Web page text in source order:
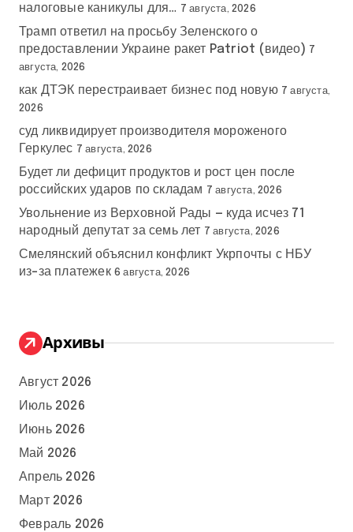
налоговые каникулы для… 7 августа, 2026
Трамп ответил на просьбу Зеленского о
предоставлении Украине ракет Patriot (видео) 7
августа, 2026
как ДТЭК перестраивает бизнес под новую 7 августа,
2026
суд ликвидирует производителя мороженого
Геркулес 7 августа, 2026
Будет ли дефицит продуктов и рост цен после
российских ударов по складам 7 августа, 2026
Увольнение из Верховной Рады — куда исчез 71
народный депутат за семь лет 7 августа, 2026
Смелянский объяснил конфликт Укрпочты с НБУ
из-за платежек 6 августа, 2026
Архивы
Август 2026
Июль 2026
Июнь 2026
Май 2026
Апрель 2026
Март 2026
Февраль 2026